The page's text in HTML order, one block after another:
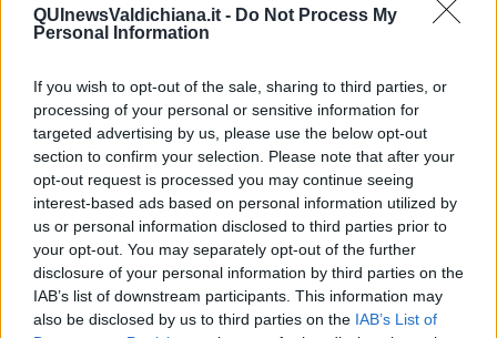
QUInewsValdichiana.it - Do Not Process My
Personal Information
If you wish to opt-out of the sale, sharing to third parties, or
processing of your personal or sensitive information for
targeted advertising by us, please use the below opt-out
section to confirm your selection. Please note that after your
opt-out request is processed you may continue seeing
interest-based ads based on personal information utilized by
us or personal information disclosed to third parties prior to
your opt-out. You may separately opt-out of the further
disclosure of your personal information by third parties on the
IAB’s list of downstream participants. This information may
also be disclosed by us to third parties on the IAB’s List of
SIENA —Nuovo aggiornamento sul fronteCovidin provincia di
Sienadove nella giornata di ieri altre 224 persone sono risultate
positive al virus.
Il dato emerge dal report sanitario della Asl sud est che monitora
l'andamento dell'epidemia sul territorio di sua competenza e
fornisce la distribuzione delle nuove positività comune per comune.
Queste quelle relative alla provincia di Siena: Abbadia San